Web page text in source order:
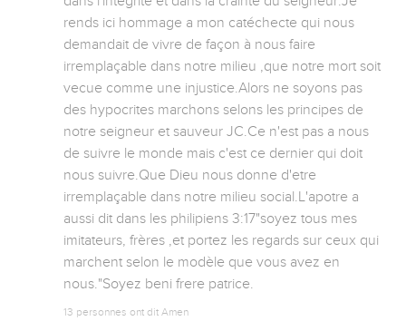
rends ici hommage a mon catéchecte qui nous
demandait de vivre de façon à nous faire
irremplaçable dans notre milieu ,que notre mort soit
vecue comme une injustice.Alors ne soyons pas
des hypocrites marchons selons les principes de
notre seigneur et sauveur JC.Ce n'est pas a nous
de suivre le monde mais c'est ce dernier qui doit
nous suivre.Que Dieu nous donne d'etre
irremplaçable dans notre milieu social.L'apotre a
aussi dit dans les philipiens 3:17"soyez tous mes
imitateurs, frères ,et portez les regards sur ceux qui
marchent selon le modèle que vous avez en
nous."Soyez beni frere patrice.
13 personnes ont dit Amen